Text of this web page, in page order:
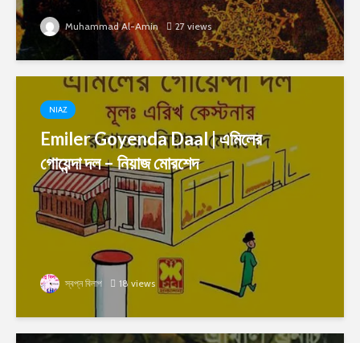
Muhammad Al-Amin 27 views
NIAZ
Emiler Goyenda Daal | এমিলের
গোয়েন্দা দল – নিয়াজ মোরশেদ
স্বপ্ন বিলাপ 18 views